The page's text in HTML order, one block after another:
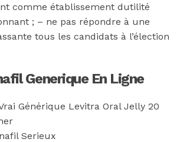
comme établissement dutilité
; – ne pas répondre à une
tous les candidats à l’élection
Generique En Ligne
Générique Levitra Oral Jelly 20
Serieux